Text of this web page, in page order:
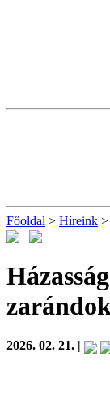
Főoldal > Híreink >
2026. 02. 21. |